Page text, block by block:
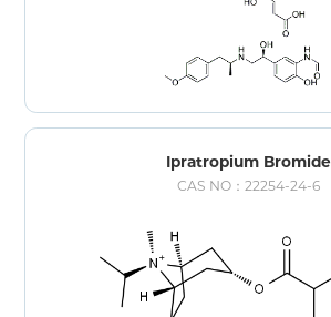
Ipratropium Bromide
CAS NO：22254-24-6